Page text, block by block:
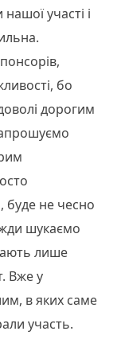
участі і
бо
дорогим
буде не чесно
шукаємо
лише
Вже у
в яких саме
участь.